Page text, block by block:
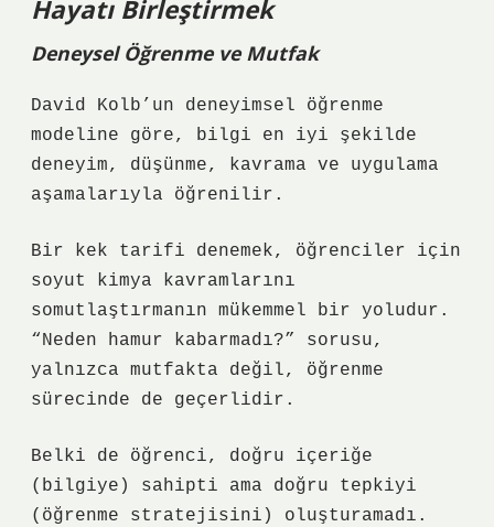
Hayatı Birleştirmek
Deneysel Öğrenme ve Mutfak
David Kolb’un deneyimsel öğrenme
modeline göre, bilgi en iyi şekilde
deneyim, düşünme, kavrama ve uygulama
aşamalarıyla öğrenilir.
Bir kek tarifi denemek, öğrenciler için
soyut kimya kavramlarını
somutlaştırmanın mükemmel bir yoludur.
“Neden hamur kabarmadı?” sorusu,
yalnızca mutfakta değil, öğrenme
sürecinde de geçerlidir.
Belki de öğrenci, doğru içeriğe
(bilgiye) sahipti ama doğru tepkiyi
(öğrenme stratejisini) oluşturamadı.